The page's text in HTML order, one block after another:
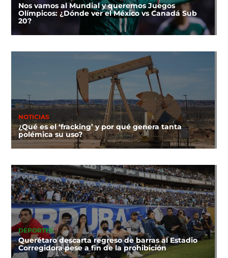
Nos vamos al Mundial y queremos Juegos
Olímpicos: ¿Dónde ver el México vs Canadá Sub
20?
NOTICIAS
¿Qué es el ‘fracking’ y por qué genera tanta
polémica su uso?
DEPORTES
Querétaro descarta regreso de barras al Estadio
Corregidora pese a fin de la prohibición